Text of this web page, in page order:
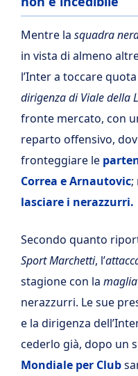
Mentre la squadra
in vista di almeno
l’Inter a toccare
dirigenza di Viale della
fronte mercato, con
reparto offensivo,
fronteggiare le
Correa e Arnautovic;
lasciare i nerazzurri.
Secondo quanto
Sport Marchetti, l’
stagione con la
nerazzurri. Le sue
e la dirigenza
cederlo già, dopo un
Mondiale per Club